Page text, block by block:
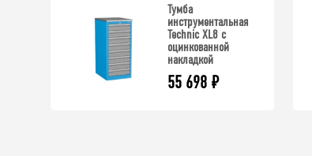
Тумба
инструментальная
Technic XL8 с
оцинкованной
накладкой
55 698 ₽